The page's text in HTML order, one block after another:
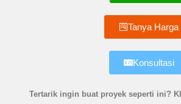
Tanya Harga
Konsultasi
Tertarik ingin buat proyek seperti ini?